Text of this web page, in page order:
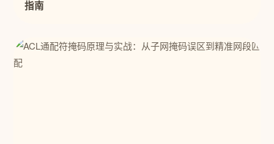
指南